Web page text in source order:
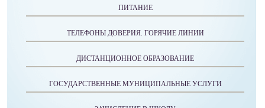
ПИТАНИЕ
ТЕЛЕФОНЫ ДОВЕРИЯ. ГОРЯЧИЕ ЛИНИИ
ДИСТАНЦИОННОЕ ОБРАЗОВАНИЕ
ГОСУДАРСТВЕННЫЕ МУНИЦИПАЛЬНЫЕ УСЛУГИ